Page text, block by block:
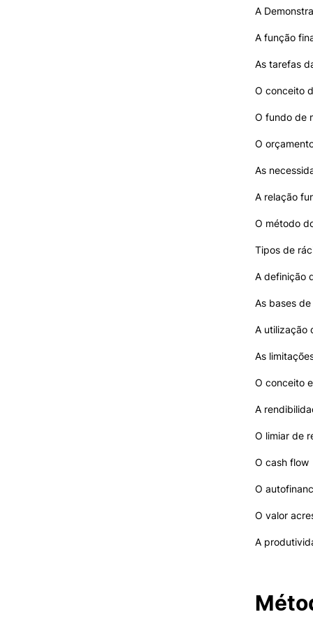
A
A função
As tarefas
O conceito
O fundo de
O
As
A relação
O método
Tipos de
A definição
As bases
A utilização
As
O conceito
A
O limiar de
O cash flow
O
O valor
A